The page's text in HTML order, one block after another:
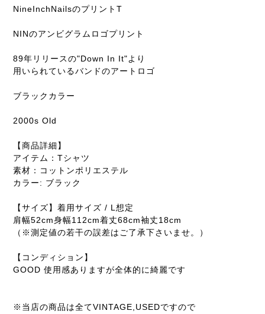
NineInchNailsのプリントT
NINのアンビグラムロゴプリント
89年リリースの"Down In It"より
用いられているバンドのアートロゴ
ブラックカラー
2000s Old
【商品詳細】
アイテム：Tシャツ
素材：コットンポリエステル
カラー: ブラック
【サイズ】着用サイズ / L想定
肩幅52cm身幅112cm着丈68cm袖丈18cm
（※測定値の若干の誤差はご了承下さいませ。）
【コンディション】
GOOD 使用感ありますが全体的に綺麗です
※当店の商品は全てVINTAGE,USEDですので